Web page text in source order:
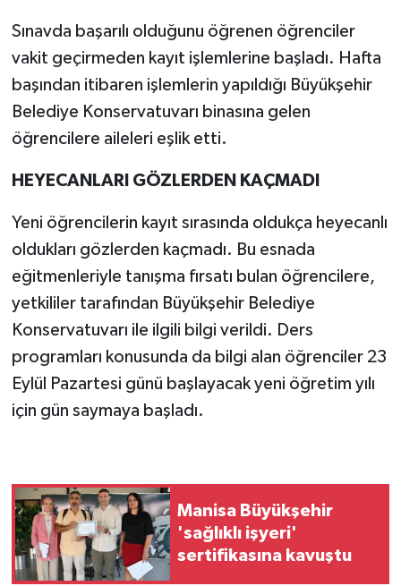
Sınavda başarılı olduğunu öğrenen öğrenciler
vakit geçirmeden kayıt işlemlerine başladı. Hafta
başından itibaren işlemlerin yapıldığı Büyükşehir
Belediye Konservatuvarı binasına gelen
öğrencilere aileleri eşlik etti.
HEYECANLARI GÖZLERDEN KAÇMADI
Yeni öğrencilerin kayıt sırasında oldukça heyecanlı
oldukları gözlerden kaçmadı. Bu esnada
eğitmenleriyle tanışma fırsatı bulan öğrencilere,
yetkililer tarafından Büyükşehir Belediye
Konservatuvarı ile ilgili bilgi verildi. Ders
programları konusunda da bilgi alan öğrenciler 23
Eylül Pazartesi günü başlayacak yeni öğretim yılı
için gün saymaya başladı.
Manisa Büyükşehir
'sağlıklı işyeri'
sertifikasına kavuştu